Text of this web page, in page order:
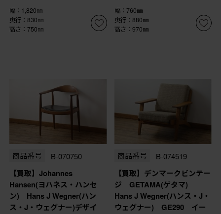
幅：1,820㎜
奥行：830㎜
高さ：750㎜
幅：760㎜
奥行：880㎜
高さ：970㎜
商品番号 B-070750
【買取】Johannes
Hansen(ヨハネス・ハンセ
ン) Hans J Wegner(ハン
ス・J・ウェグナー)デザイ
商品番号 B-074519
【買取】デンマークビンテー
ジ GETAMA(ゲタマ)
Hans J Wegner(ハンス・J・
ウェグナー) GE290 イー